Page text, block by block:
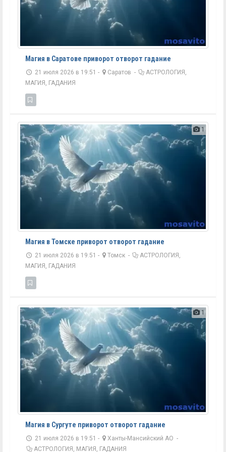
Магия в Саратове приворот отворот гадание
21 июля 2026 в 19:51 - Саратов -
АСТРОЛОГИЯ,
МАГИЯ, ГАДАНИЯ
1
Магия в Томске приворот отворот гадание
21 июля 2026 в 19:51 - Томск -
АСТРОЛОГИЯ,
МАГИЯ, ГАДАНИЯ
1
Магия в Сургуте приворот отворот гадание
21 июля 2026 в 19:51 - Ханты-Мансийский АО -
АСТРОЛОГИЯ, МАГИЯ, ГАДАНИЯ